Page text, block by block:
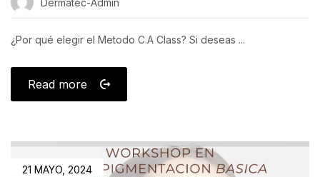
¿Por qué elegir el Metodo C.A Class? Si deseas ...
Read more
21 MAYO, 2024